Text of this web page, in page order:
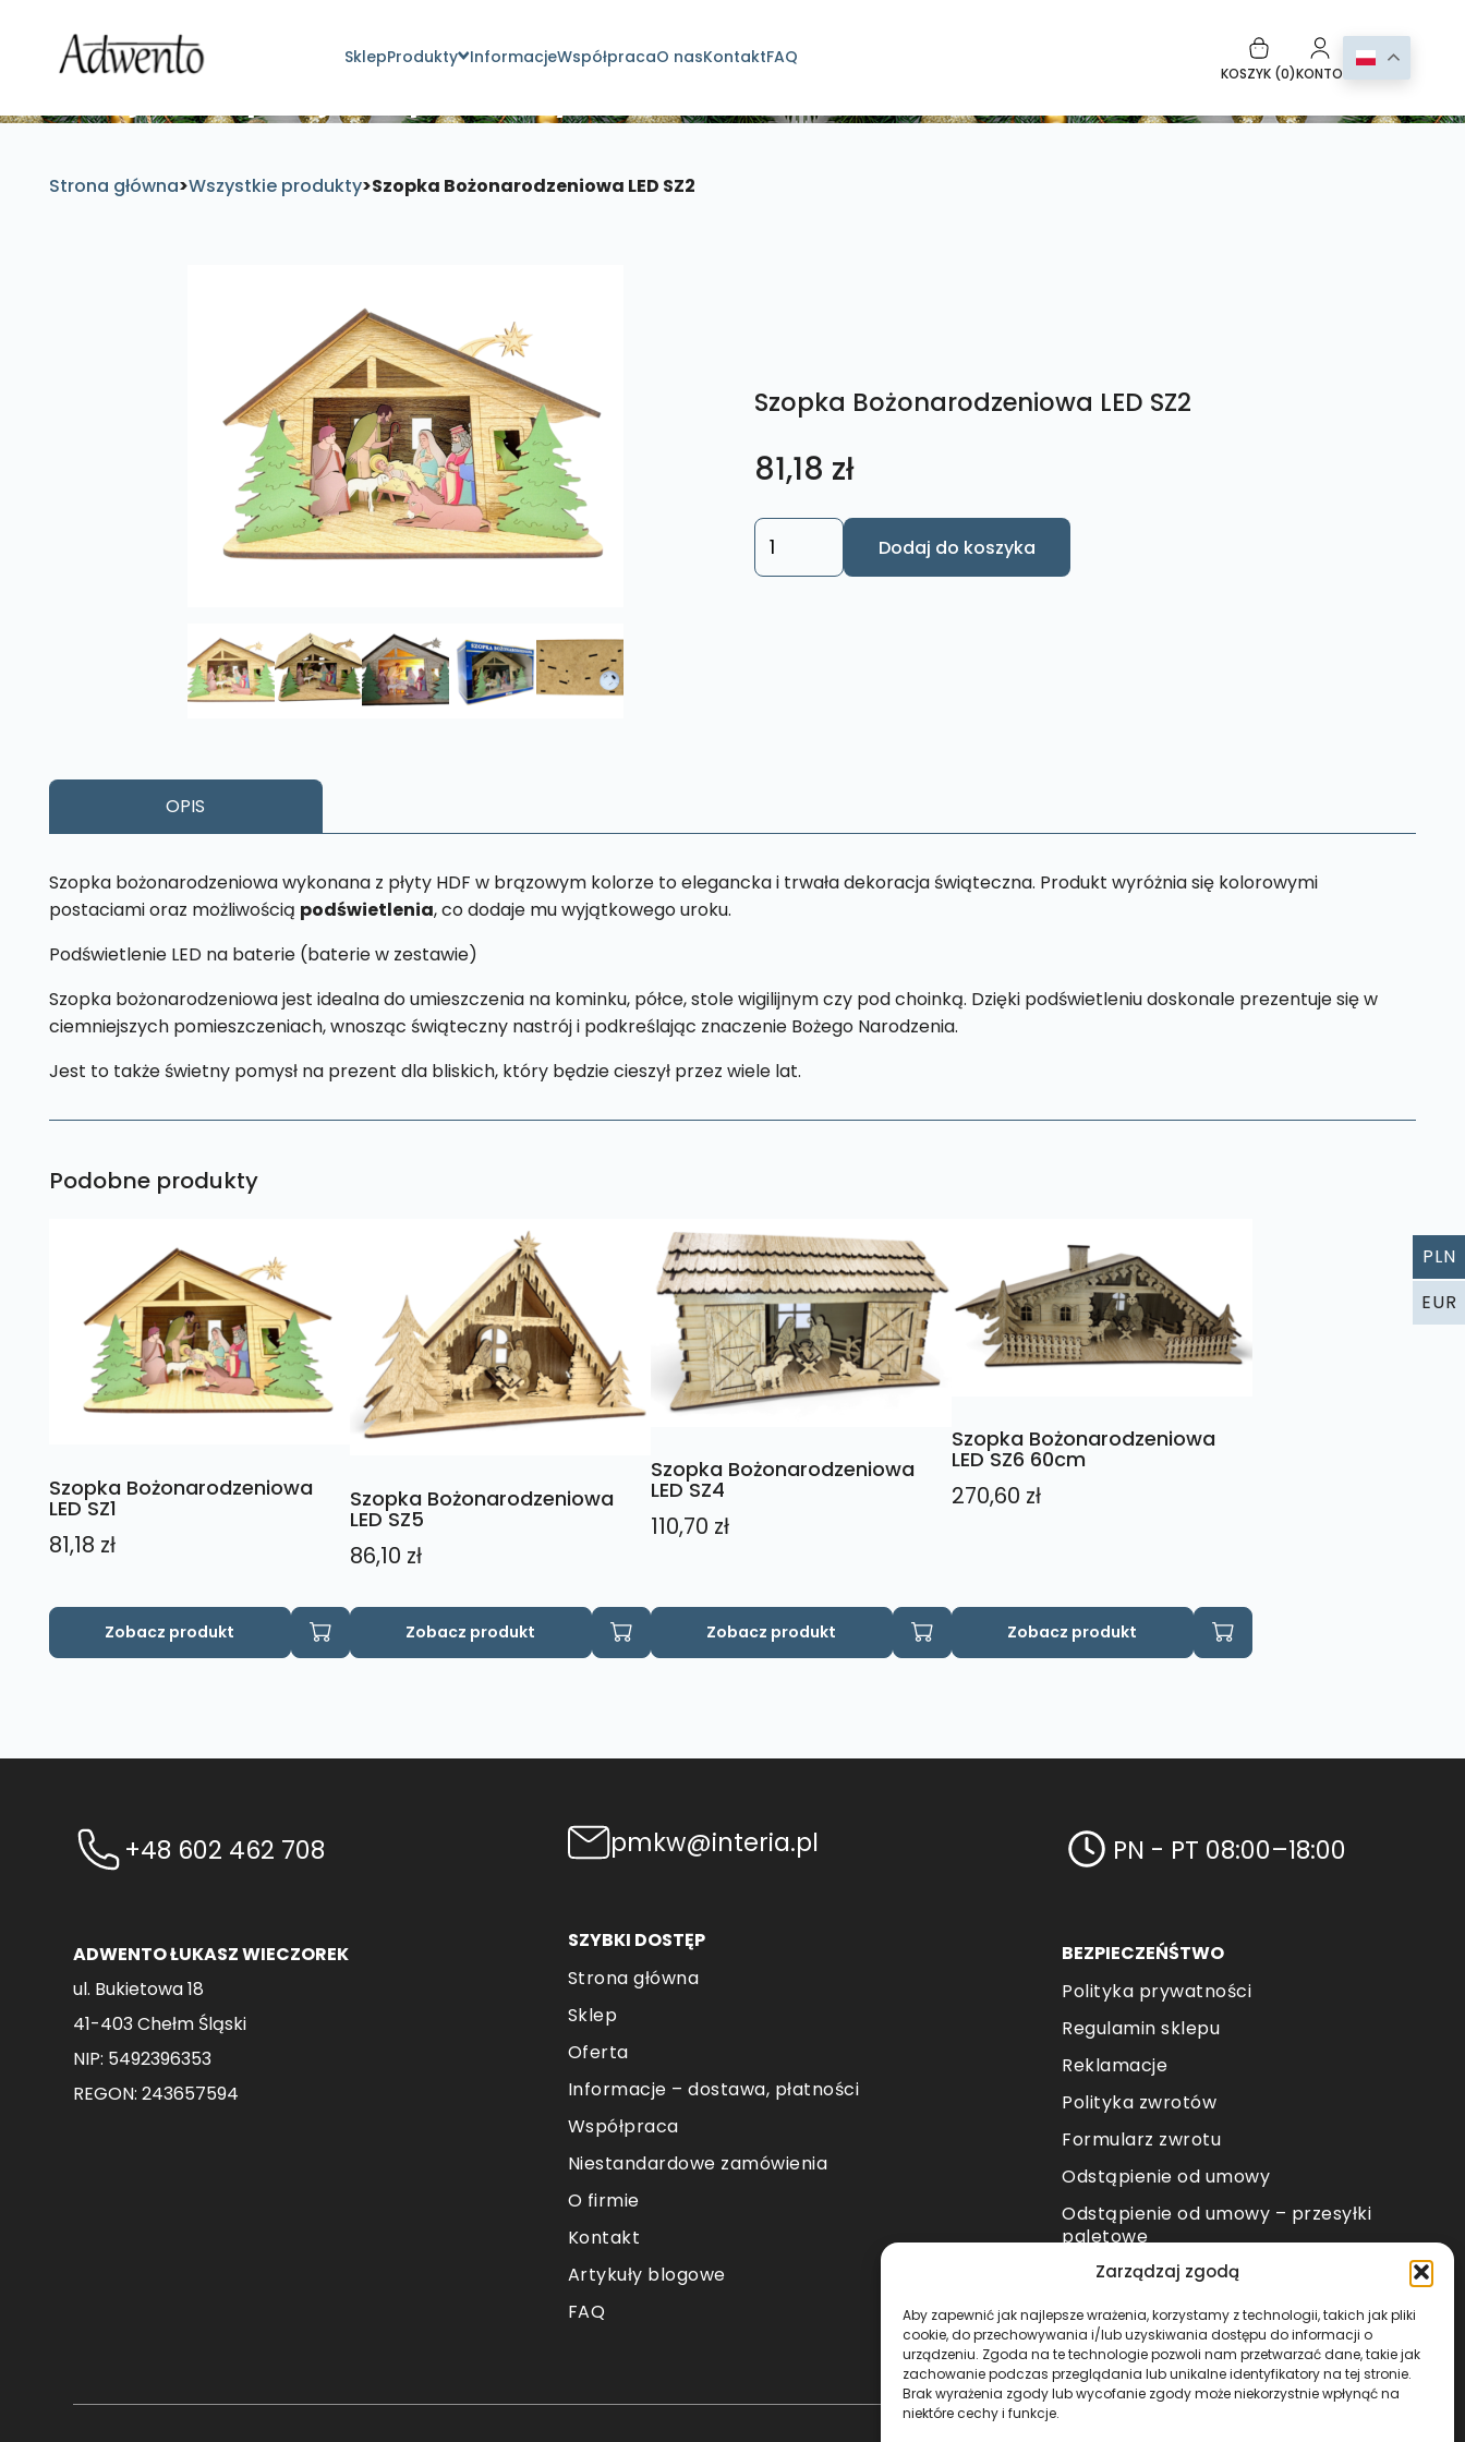
Zarządzaj zgodą
Aby zapewnić jak najlepsze wrażenia, korzystamy z technologii, takich jak pliki
cookie, do przechowywania i/lub uzyskiwania dostępu do informacji o
urządzeniu. Zgoda na te technologie pozwoli nam przetwarzać dane, takie jak
zachowanie podczas przeglądania lub unikalne identyfikatory na tej stronie.
Brak wyrażenia zgody lub wycofanie zgody może niekorzystnie wpłynąć na
niektóre cechy i funkcje.
SklepProdukty InformacjeWspółpracaO nasKontaktFAQ
KOSZYK (0)KONTO
Strona główna>Wszystkie produkty>Szopka Bożonarodzeniowa LED SZ2
Szopka Bożonarodzeniowa LED SZ2
81,18 zł
ilość
Szopka
Dodaj do koszyka
OPIS
Szopka bożonarodzeniowa wykonana z płyty HDF w brązowym kolorze to elegancka i trwała dekoracja świąteczna. Produkt wyróżnia się kolorowymi
postaciami oraz możliwością podświetlenia, co dodaje mu wyjątkowego uroku.
Podświetlenie LED na baterie (baterie w zestawie)
Szopka bożonarodzeniowa jest idealna do umieszczenia na kominku, półce, stole wigilijnym czy pod choinką. Dzięki podświetleniu doskonale prezentuje się w
ciemniejszych pomieszczeniach, wnosząc świąteczny nastrój i podkreślając znaczenie Bożego Narodzenia.
Jest to także świetny pomysł na prezent dla bliskich, który będzie cieszył przez wiele lat.
Podobne produkty
Szopka Bożonarodzeniowa
LED SZ1
81,18 zł
Zobacz produkt
Szopka Bożonarodzeniowa
LED SZ5
86,10 zł
Zobacz produkt
Szopka Bożonarodzeniowa
LED SZ4
110,70 zł
Zobacz produkt
Szopka Bożonarodzeniowa
LED SZ6 60cm
270,60 zł
Zobacz produkt
+48 602 462 708
ADWENTO ŁUKASZ WIECZOREK
ul. Bukietowa 18
41-403 Chełm Śląski
NIP: 5492396353
REGON: 243657594
pmkw@interia.pl
SZYBKI DOSTĘP
Strona główna
Sklep
Oferta
Informacje – dostawa, płatności
Współpraca
Niestandardowe zamówienia
O firmie
Kontakt
Artykuły blogowe
FAQ
PN - PT 08:00–18:00
BEZPIECZEŃŚTWO
Polityka prywatności
Regulamin sklepu
Reklamacje
Polityka zwrotów
Formularz zwrotu
Odstąpienie od umowy
Odstąpienie od umowy – przesyłki
paletowe
METODY PŁATNOŚCI
PLN
EUR